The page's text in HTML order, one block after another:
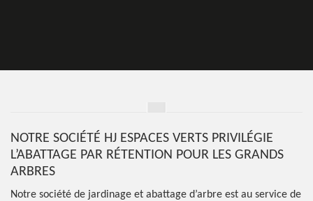
NOTRE SOCIÉTÉ HJ ESPACES VERTS PRIVILÉGIE
L’ABATTAGE PAR RÉTENTION POUR LES GRANDS
ARBRES
Notre société de jardinage et abattage d’arbre est au service de